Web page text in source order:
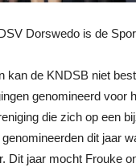
Dorswedo is de
kan de KNDSB niet
genomineerd voor
die zich op een
dit jaar
Dit jaar mocht Frouke